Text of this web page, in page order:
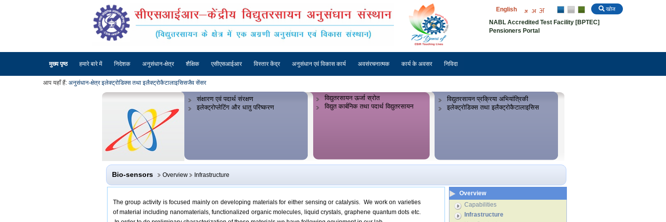
खोज
English
NABL Accredited Test Facility [BPTEC]
Pensioners Portal
मुख्य पृष्ठ हमारे बारे में निदेशक अनुसंधान-क्षेत्र शैक्षिक एसीएसआईआर विस्तार केंद्र अनुसंधान एवं विकास कार्य अवसंरचनात्मक कार्य के अवसर निविदा
आप यहाँ हैं: अनुसंधान-क्षेत्रइलेक्ट्रोडिक्स तथा इलैक्ट्रोकैटालाइसिसजैव सेंसर
संक्षारण एवं पदार्थ संरक्षण
इलेक्ट्रोप्लेटिंग और धातु परिष्करण
विद्युतरसायन ऊर्जा स्रोत
विद्युत कार्बनिक तथा पदार्थ विद्युतरसायन
विद्युतरसायन प्रक्रिया अभियांत्रिकी
इलेक्ट्रोडिक्स तथा इलैक्ट्रोकैटालाइसिस
Bio-sensors Overview Infrastructure
The group activity is focused mainly on developing materials for either sensing or catalysis. We work on varieties
of material including nanomaterials, functionalized organic molecules, liquid crystals, graphene quantum dots etc.
Overview
Capabilities
Infrastructure